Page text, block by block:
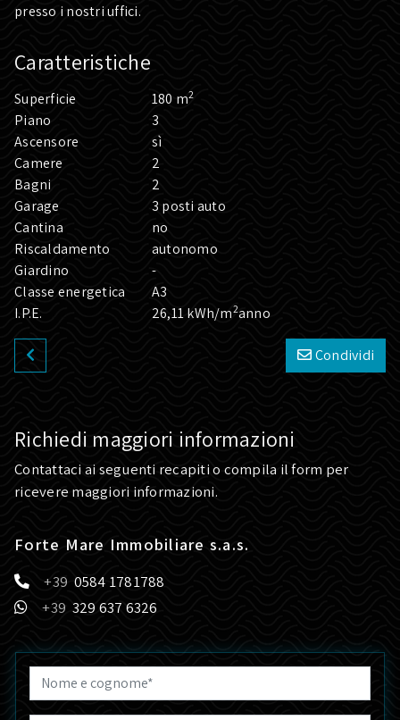
presso i nostri uffici.
Caratteristiche
Superficie 180 m2
Piano
3
Ascensore
sì
Camere
2
Bagni
2
Garage
3 posti auto
Cantina
no
Riscaldamento
autonomo
Giardino
-
Classe energetica
A3
I.P.E.
26,11 kWh/m2anno
Condividi
Richiedi maggiori informazioni
Contattaci ai seguenti recapiti o compila il form per
ricevere maggiori informazioni.
Forte Mare Immobiliare s.a.s.
0584 1781788
329 637 6326